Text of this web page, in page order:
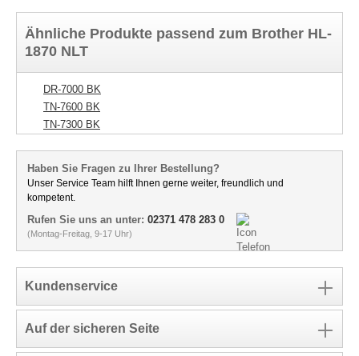
Ähnliche Produkte passend zum Brother HL-
1870 NLT
DR-7000 BK
TN-7600 BK
TN-7300 BK
Haben Sie Fragen zu Ihrer Bestellung?
Unser Service Team hilft Ihnen gerne weiter, freundlich und
kompetent.
Rufen Sie uns an unter: 02371 478 283 0
(Montag-Freitag, 9-17 Uhr)
Kundenservice
Auf der sicheren Seite